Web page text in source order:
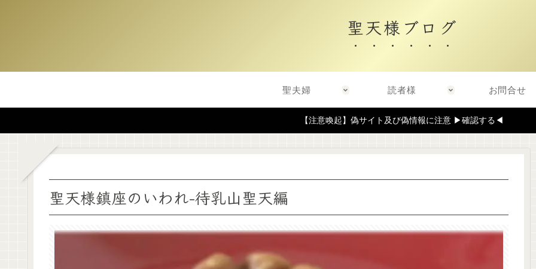
聖天様ブログ
聖夫婦 読者様 お問合せ
【注意喚起】偽サイト及び偽情報に注意 ▶確認する◀
聖天様鎮座のいわれ-待乳山聖天編